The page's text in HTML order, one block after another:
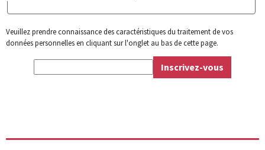
Veuillez prendre connaissance des caractéristiques du traitement de vos
données personnelles en cliquant sur l'onglet au bas de cette page.